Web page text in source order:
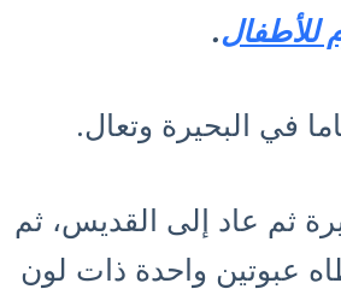
للأطفال.
في البحيرة وتعال.
ثم عاد إلى القديس، ثم
عبوتين واحدة ذات لون